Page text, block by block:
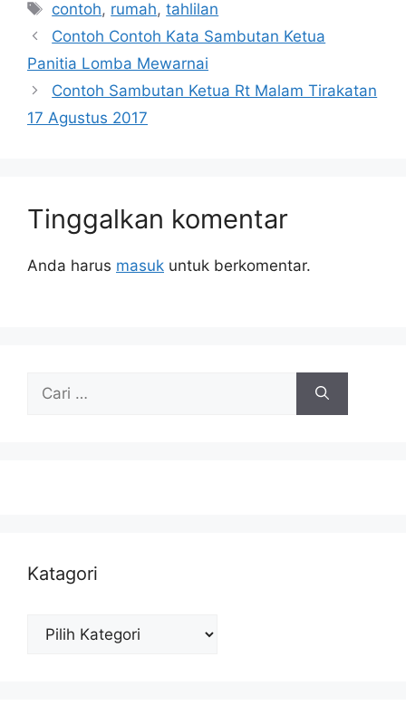
Tag
contoh, rumah,tahlilan
Contoh Contoh Kata Sambutan Ketua
Panitia Lomba Mewarnai
Contoh Sambutan Ketua Rt Malam Tirakatan
17 Agustus 2017
Tinggalkan komentar
Anda harus masuk untuk berkomentar.
Cari
Katagori
Katagori